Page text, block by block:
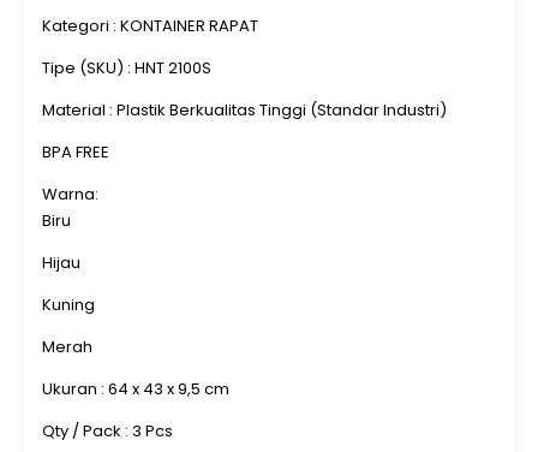
sekitar
desain rapat yang higienis, serta konstruksi kokoh dan
penyimpanan sparepart, komponen produksi, produk
retail, minuman kaleng, hasil pertanian, hingga kebutuhan
membutuhkan
RAPAT SERBAGUNA HANATA
2100S adalah pilihan tepat untuk meningkatkan efisiensi
penyimpanan dan produktivitas operasional bisnis Anda.
Kategori : KONTAINER RAPAT
Tipe (SKU) : HNT 2100S
Material : Plastik Berkualitas Tinggi (Standar Industri)
BPA FREE
Warna:
Biru
Hijau
Kuning
Merah
Ukuran : 64 x 43 x 9,5 cm
Qty / Pack : 3 Pcs